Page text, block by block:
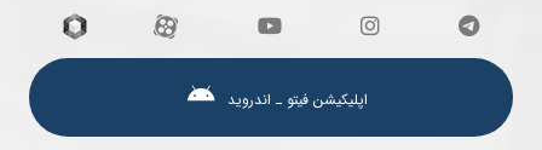
اپلیکیشن فیتو ـ اندروید